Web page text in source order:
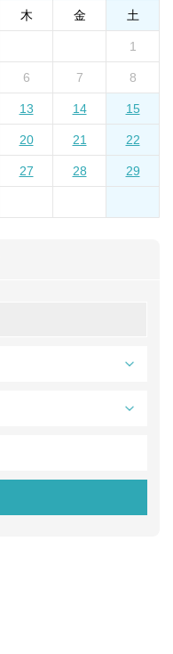
木 金 土
1
6 7 8
13 14 15
20 21 22
27 28 29